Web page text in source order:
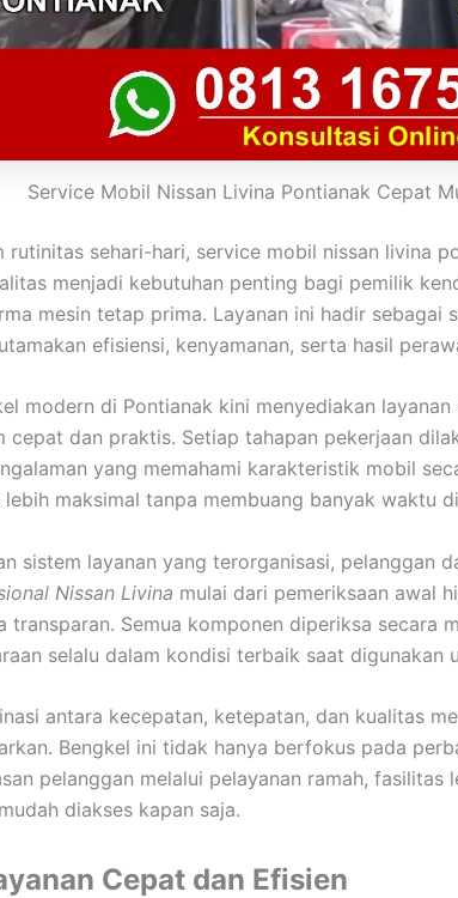
Service Mobil Nissan Livina Pontianak Cepat
rutinitas sehari-hari, service mobil nissan livina
menjadi kebutuhan penting bagi pemilik
mesin tetap prima. Layanan ini hadir sebagai
efisiensi, kenyamanan, serta hasil
modern di Pontianak kini menyediakan
cepat dan praktis. Setiap tahapan pekerjaan
yang memahami karakteristik mobil
lebih maksimal tanpa membuang banyak waktu
sistem layanan yang terorganisasi, pelanggan
Nissan Livina mulai dari pemeriksaan awal
transparan. Semua komponen diperiksa secara
selalu dalam kondisi terbaik saat digunakan
antara kecepatan, ketepatan, dan kualitas
Bengkel ini tidak hanya berfokus pada
pelanggan melalui pelayanan ramah, fasilitas
diakses kapan saja.
Cepat dan Efisien